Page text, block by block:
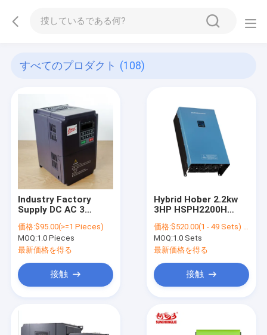
すべてのプロダクト (108)
Industry Factory
Supply DC AC 3
Wave Inverter Solar
Inverter
価格:$95.00(>=1 Pieces)
MOQ:1.0 Pieces
最新価格を得る
接触
Hybrid Hober 2.2kw
3HP HSPH2200H
Input Solar Pump
Inverter for Farm
Irrigation
58*33*28CM
価格:$520.00(1 - 49 Sets) $360.00(>=50 Sets)
MOQ:1.0 Sets
最新価格を得る
接触